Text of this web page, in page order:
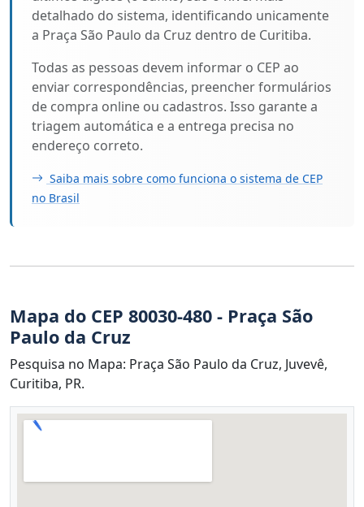
detalhado do sistema, identificando unicamente
a Praça São Paulo da Cruz dentro de Curitiba.
Todas as pessoas devem informar o CEP ao
enviar correspondências, preencher formulários
de compra online ou cadastros. Isso garante a
triagem automática e a entrega precisa no
endereço correto.
Saiba mais sobre como funciona o sistema de CEP
no Brasil
Mapa do CEP 80030-480 - Praça São
Paulo da Cruz
Pesquisa no Mapa: Praça São Paulo da Cruz, Juvevê,
Curitiba, PR.